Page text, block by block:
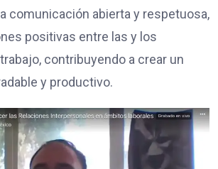
comunicación abierta y respetuosa,
positivas entre las y los
contribuyendo a crear un
y productivo.